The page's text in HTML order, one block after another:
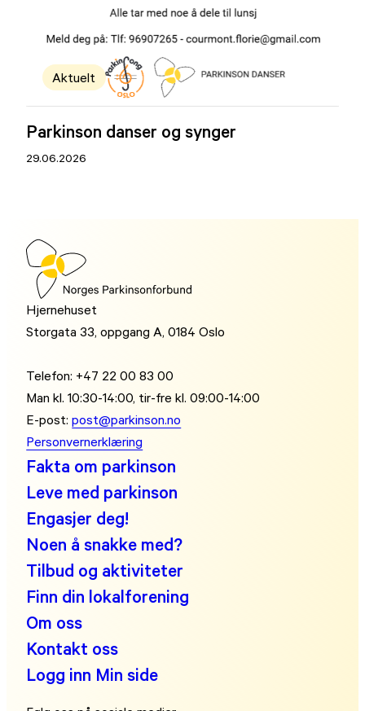
Aktuelt
Parkinson danser og synger
29.06.2026
Hjernehuset
Storgata 33, oppgang A, 0184 Oslo
Telefon: +47 22 00 83 00
Man kl. 10:30-14:00, tir-fre kl. 09:00-14:00
E-post:post@parkinson.no
Personvernerklæring
Fakta om parkinson
Leve med parkinson
Engasjer deg!
Noen å snakke med?
Tilbud og aktiviteter
Finn din lokalforening
Om oss
Kontakt oss
Logg inn Min side